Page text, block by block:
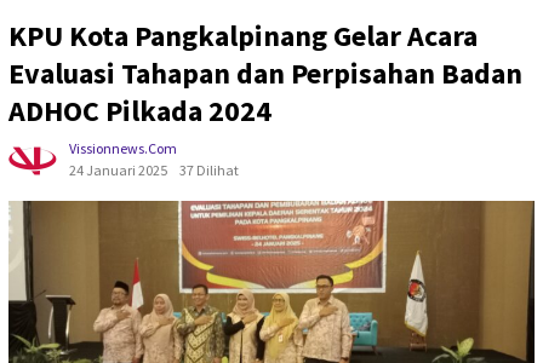
KPU Kota Pangkalpinang Gelar Acara
Evaluasi Tahapan dan Perpisahan Badan
ADHOC Pilkada 2024
Vissionnews.com
24 Januari 2025
37 Dilihat